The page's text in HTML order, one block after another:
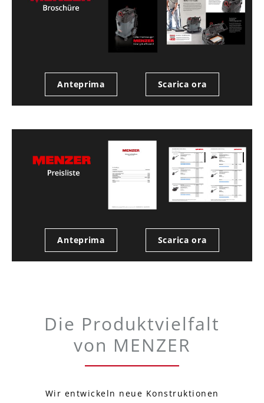
Anteprima Scarica ora
Anteprima Scarica ora
Die Produktvielfalt
von MENZER
Wir entwickeln neue Konstruktionen